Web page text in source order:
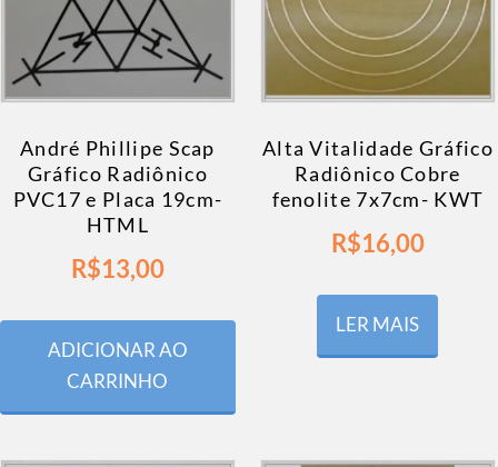
André Phillipe Scap
Gráfico Radiônico
PVC17 e Placa 19cm-
HTML
R$13,00
ADICIONAR AO
CARRINHO
Alta Vitalidade Gráfico
Radiônico Cobre
fenolite 7x7cm- KWT
R$16,00
LER MAIS